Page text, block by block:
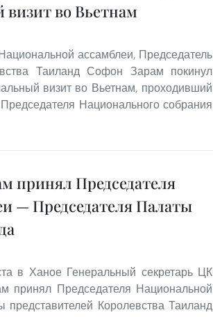
во Вьетнам
ассамблеи, Председатель
Таиланд Софон Зарам покинул
визит во Вьетнам, проходивший
Национального собрания
принял Председателя
— Председателя Палаты
в Ханое Генеральный секретарь ЦК
принял Председателя Национальной
Королевства Таиланд